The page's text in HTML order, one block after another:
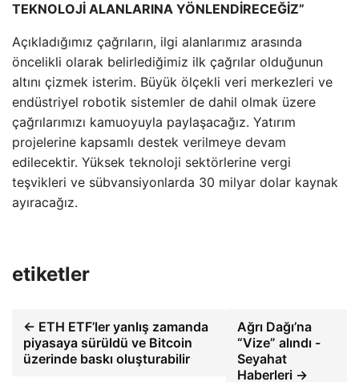
TEKNOLOJİ ALANLARINA YÖNLENDİRECEĞİZ”
Açıkladığımız çağrıların, ilgi alanlarımız arasında
öncelikli olarak belirlediğimiz ilk çağrılar olduğunun
altını çizmek isterim. Büyük ölçekli veri merkezleri ve
endüstriyel robotik sistemler de dahil olmak üzere
çağrılarımızı kamuoyuyla paylaşacağız. Yatırım
projelerine kapsamlı destek verilmeye devam
edilecektir. Yüksek teknoloji sektörlerine vergi
teşvikleri ve sübvansiyonlarda 30 milyar dolar kaynak
ayıracağız.
etiketler
← ETH ETF’ler yanlış zamanda
piyasaya sürüldü ve Bitcoin
üzerinde baskı oluşturabilir
Ağrı Dağı’na
“Vize” alındı ​​-
Seyahat
Haberleri →